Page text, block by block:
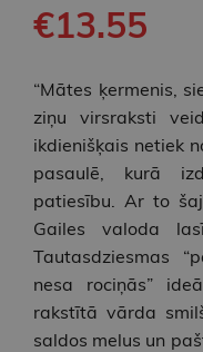
€13.55
“Mātes ķermenis,
ziņu virsraksti
ikdienišķais netiek
pasaulē, kurā
patiesību. Ar to
Gailes valoda
Tautasdziesmas
nesa rociņās”
rakstītā vārda
saldos melus un